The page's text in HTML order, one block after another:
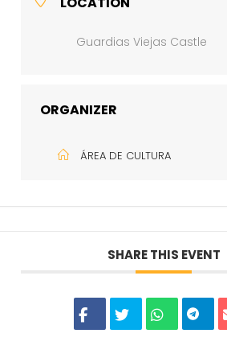
Guardias Viejas Castle
ORGANIZER
ÁREA DE CULTURA
SHARE THIS EVENT